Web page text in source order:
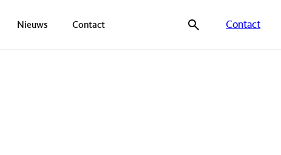
Nieuws Contact Contact